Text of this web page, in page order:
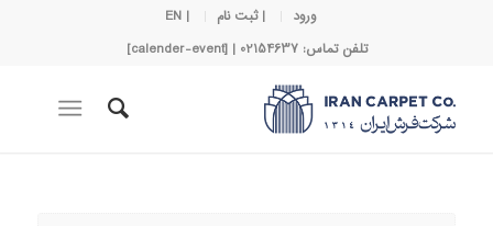
ورود | ثبت نام
| EN
تلفن تماس: 02154637 | [calender-event]